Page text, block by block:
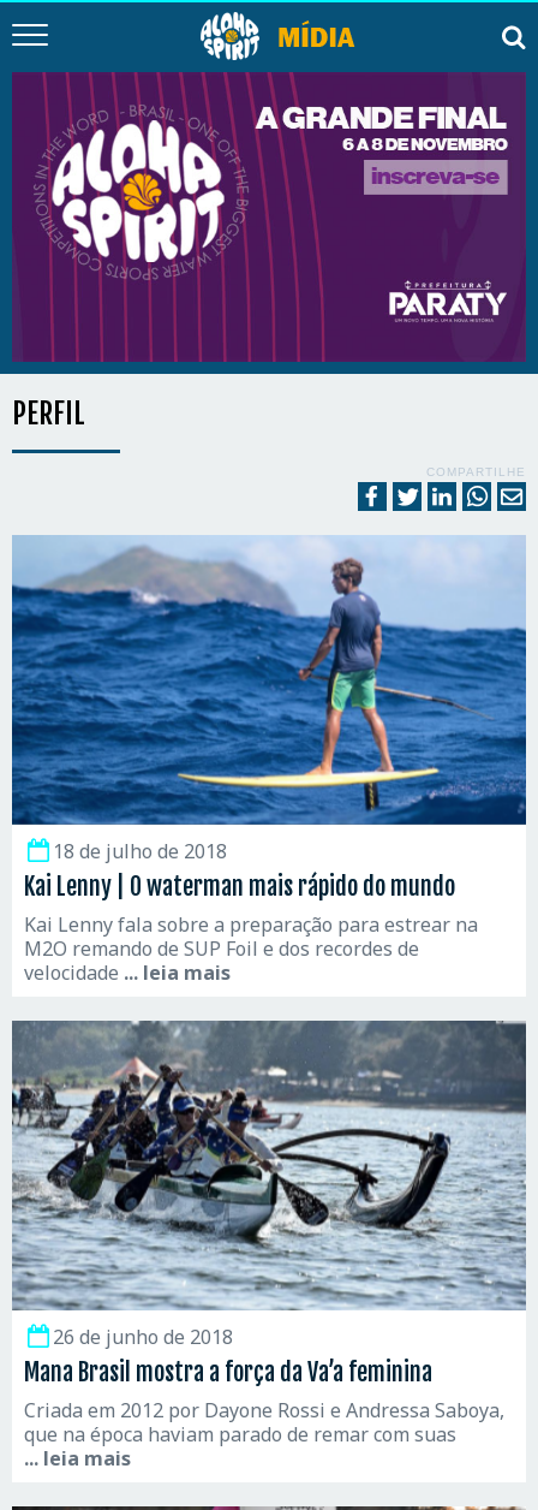
PERFIL
COMPARTILHE
18 de julho de 2018
Kai Lenny | O waterman mais rápido do mundo
Kai Lenny fala sobre a preparação para estrear na
M2O remando de SUP Foil e dos recordes de
velocidade ... leia mais
26 de junho de 2018
Mana Brasil mostra a força da Va’a feminina
Criada em 2012 por Dayone Rossi e Andressa Saboya,
que na época haviam parado de remar com suas
... leia mais